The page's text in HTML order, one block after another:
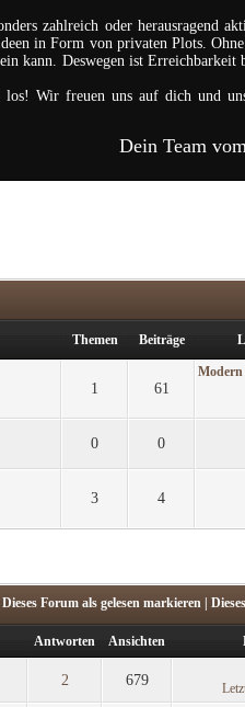
zahlreich oder herausragend
in Form von privaten Plots.
kann. Deswegen ist Erreichbarkeit
Wir freuen uns auf dich und
Dein Team
Themen Beiträge
1 61
0 0
3 4
Dieses Forum als gelesen markieren
Antworten Ansichten
2 679